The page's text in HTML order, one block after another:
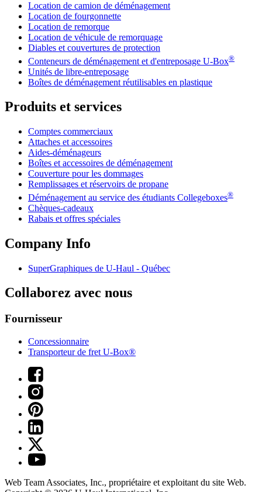
Location de camion de déménagement
Location de fourgonnette
Location de remorque
Location de véhicule de remorquage
Diables et couvertures de protection
Conteneurs de déménagement et d'entreposage U-Box®
Unités de libre-entreposage
Boîtes de déménagement réutilisables en plastique
Produits et services
Comptes commerciaux
Attaches et accessoires
Aides-déménageurs
Boîtes et accessoires de déménagement
Couverture pour les dommages
Remplissages et réservoirs de propane
Déménagement au service des étudiants Collegeboxes®
Chèques-cadeaux
Rabais et offres spéciales
Company Info
SuperGraphiques de U-Haul - Québec
Collaborez avec nous
Fournisseur
Concessionnaire
Transporteur de fret U-Box®
Web Team Associates, Inc., propriétaire et exploitant du site Web.